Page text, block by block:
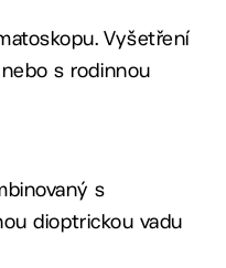
Vyšetření
s rodinnou
s
dioptrickou vadu